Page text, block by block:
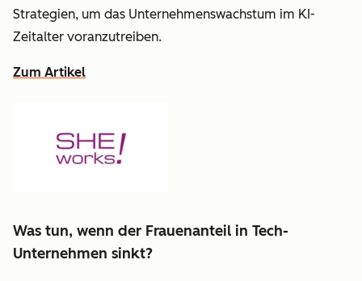
Strategien, um das Unternehmenswachstum im KI-
Zeitalter voranzutreiben.
Zum Artikel
Was tun, wenn der Frauenanteil in Tech-
Unternehmen sinkt?